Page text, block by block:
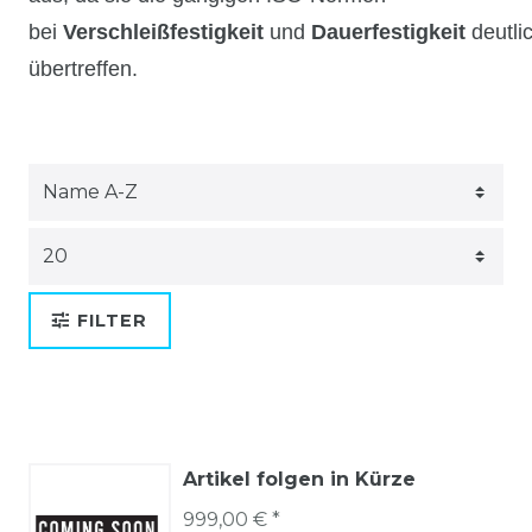
bei Verschleißfestigkeit und Dauerfestigkeit
übertreffen.
FILTER
Artikel folgen in Kürze
999,00 € *